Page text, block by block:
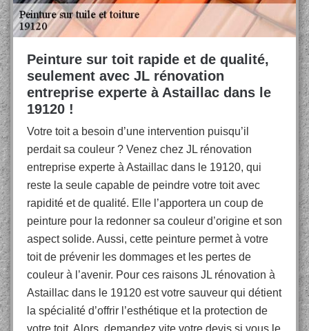
Peinture sur toit rapide et de qualité,
seulement avec JL rénovation
entreprise experte à Astaillac dans le
19120 !
Votre toit a besoin d’une intervention puisqu’il
perdait sa couleur ? Venez chez JL rénovation
entreprise experte à Astaillac dans le 19120, qui
reste la seule capable de peindre votre toit avec
rapidité et de qualité. Elle l’apportera un coup de
peinture pour la redonner sa couleur d’origine et son
aspect solide. Aussi, cette peinture permet à votre
toit de prévenir les dommages et les pertes de
couleur à l’avenir. Pour ces raisons JL rénovation à
Astaillac dans le 19120 est votre sauveur qui détient
la spécialité d’offrir l’esthétique et la protection de
votre toit. Alors, demandez vite votre devis si vous le